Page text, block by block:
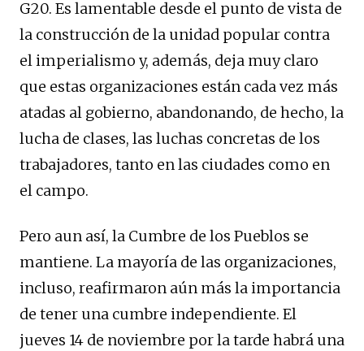
G20. Es lamentable desde el punto de vista de
la construcción de la unidad popular contra
el imperialismo y, además, deja muy claro
que estas organizaciones están cada vez más
atadas al gobierno, abandonando, de hecho, la
lucha de clases, las luchas concretas de los
trabajadores, tanto en las ciudades como en
el campo.
Pero aun así, la Cumbre de los Pueblos se
mantiene. La mayoría de las organizaciones,
incluso, reafirmaron aún más la importancia
de tener una cumbre independiente. El
jueves 14 de noviembre por la tarde habrá una